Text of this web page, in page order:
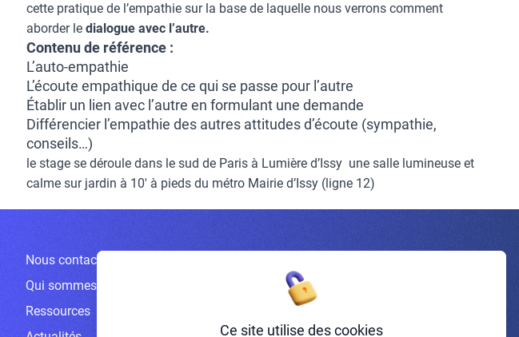
cette pratique de l’empathie sur la base de laquelle nous verrons comment
aborder le dialogue avec l’autre.
Contenu de référence :
L’auto-empathie
L’écoute empathique de ce qui se passe pour l’autre
Établir un lien avec l’autre en formulant une demande
Différencier l’empathie des autres attitudes d’écoute (sympathie,
conseils…)
le stage se déroule dans le sud de Paris à Lumière d’Issy une salle lumineuse et
calme sur jardin à 10′ à pieds du métro Mairie d’Issy (ligne 12)
Nous contacter
Qui sommes-nous ?
Ressources
Ce site utilise des cookies